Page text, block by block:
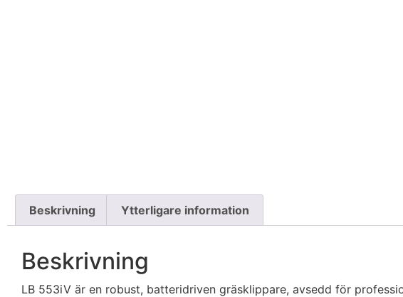
Beskrivning Ytterligare information
Beskrivning
LB 553iV är en robust, batteridriven gräsklippare, avsedd för